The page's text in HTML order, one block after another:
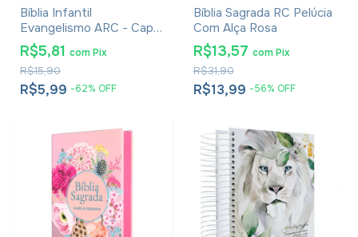
Bíblia Infantil
Evangelismo ARC - Capa
Lion Kids
R$5,99 -62% OFF
R$15,90
R$5,81 comPix
Bíblia Sagrada RC Pelúcia
Com Alça Rosa
R$13,99 -56% OFF
R$31,90
R$13,57 com Pix